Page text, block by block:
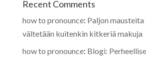
Recent Comments
how to pronounce: Paljon
vältetään kuitenkin kitkeriä makuja
how to pronounce: Blogi: